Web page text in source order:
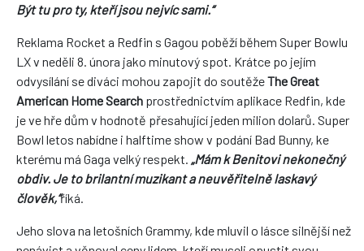
Být tu pro ty, kteří jsou nejvíc sami.“
Reklama Rocket a Redfin s Gagou poběží během Super Bowlu
LX v neděli 8. února jako minutový spot. Krátce po jejím
odvysílání se diváci mohou zapojit do soutěžeThe Great
American Home Search prostřednictvím aplikace Redfin, kde
je ve hře dům v hodnotě přesahující jeden milion dolarů. Super
Bowl letos nabídne i halftime show v podání Bad Bunny, ke
kterému má Gaga velký respekt. „Mám k Benitovi nekonečný
obdiv. Je to brilantní muzikant a neuvěřitelně laskavý
člověk,“říká.
Jeho slova na letošních Grammy, kde mluvil o lásce silnější než